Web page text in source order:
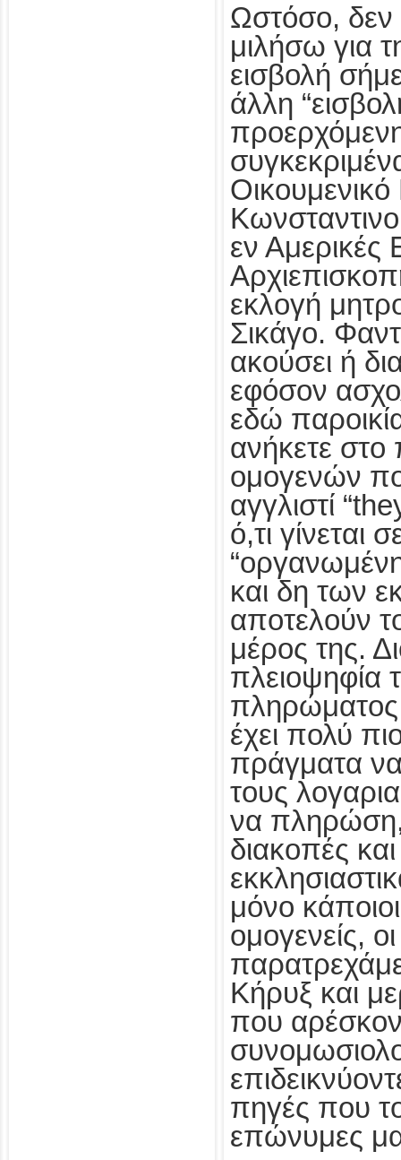
Ωστόσο,
μιλήσω για
εισβολή
άλλη
Οικουμενικό
εν Αμερικές
εκλογή
Σικάγο.
ακούσει ή
εφόσον
εδώ
ανήκετε
ομογενών
αγγλιστί
ό,τι γίνεται
και δη των
αποτελούν
μέρος της.
πλειοψηφία
έχει πολύ
πράγματα
τους
να
διακοπές
μόνο
ομογενείς, οι
Κήρυξ και
που
πηγές που
επώνυμες